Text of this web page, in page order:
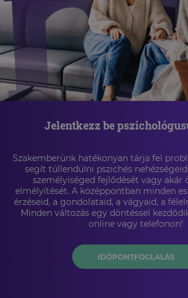
Jelentkezz be
Szakemberünk hatékonyan tárja fel
segít túllendülni pszichés
személyiséged fejlődését vagy akár
elmélyítését. A középpontban minden
érzéseid, a gondolataid, a vágyaid, a
Minden változás egy döntéssel
online vagy telefonon!
IDŐPONTFOGLALÁS